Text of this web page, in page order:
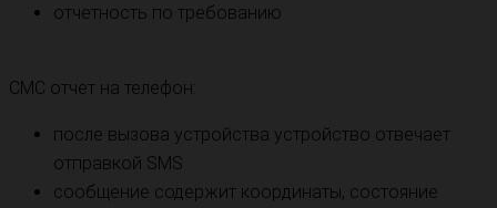
отчетность по требованию
СМС отчет на телефон:
после вызова устройства устройство отвечает
отправкой SMS
сообщение содержит координаты, состояние